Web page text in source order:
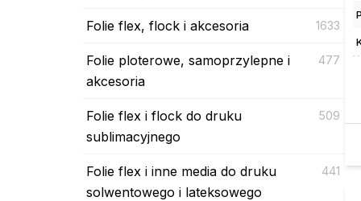
Folie flex, flock i akcesoria 1633
Folie ploterowe, samoprzylepne i
akcesoria
477
Folie flex i flock do druku
sublimacyjnego
509
Folie flex i inne media do druku
solwentowego i lateksowego
441